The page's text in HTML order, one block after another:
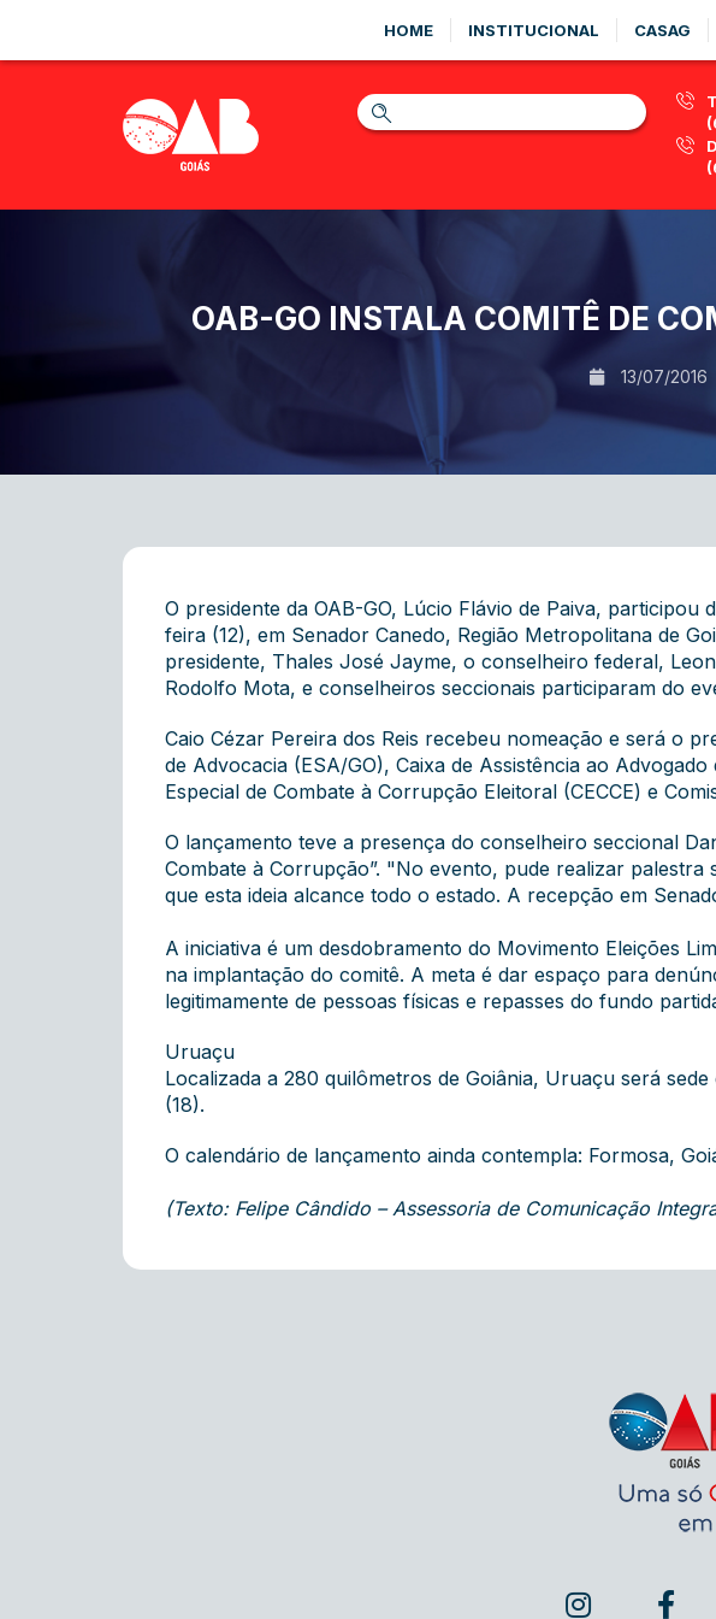
HOME INSTITUCIONAL CASAG
OAB-GO INSTALA COMITÊ DE
13/07/2016
O presidente da OAB-GO, Lúcio Flávio de Paiva,
feira (12), em Senador Canedo, Região Metropolitana de
presidente, Thales José Jayme, o conselheiro federal,
Rodolfo Mota, e conselheiros seccionais participaram do
Caio Cézar Pereira dos Reis recebeu nomeação e será o
de Advocacia (ESA/GO), Caixa de Assistência ao
Especial de Combate à Corrupção Eleitoral (CECCE) e
O lançamento teve a presença do conselheiro seccional
Combate à Corrupção”. "No evento, pude realizar
que esta ideia alcance todo o estado. A recepção em
A iniciativa é um desdobramento do Movimento Eleições
na implantação do comitê. A meta é dar espaço para
legitimamente de pessoas físicas e repasses do fundo
Uruaçu
Localizada a 280 quilômetros de Goiânia, Uruaçu será
(18).
O calendário de lançamento ainda contempla: Formosa,
(Texto: Felipe Cândido – Assessoria de Comunicação